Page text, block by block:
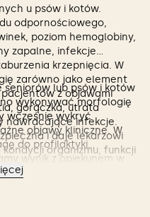
u psów i kotów.
odpornościowego,
poziom hemoglobiny,
zapalne, infekcje
krzepnięcia. W
zarówno jako element
z objawami
gorączka, utrata
nawracające infekcje.
i daje lekarzowi
organizmu, funkcji
odpornościowego.
lub psów i kotów
wykonywać morfologię
wcześnie wykryć
objawy kliniczne. W
do profilaktyki
wynik z opiekunem w
aby wspólnie zaplanować